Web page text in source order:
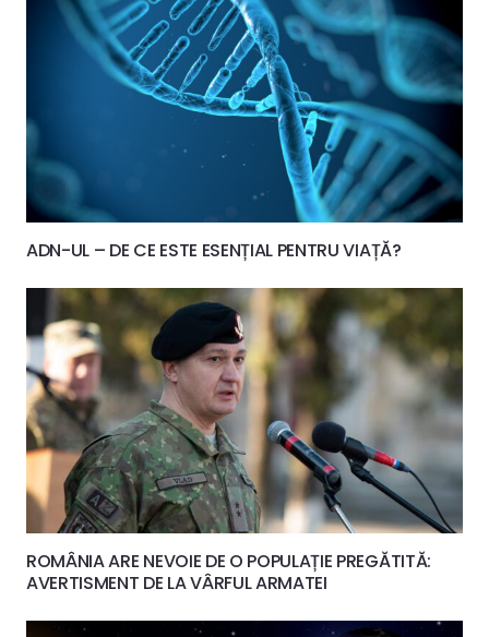
ADN-UL – DE CE ESTE ESENȚIAL PENTRU VIAȚĂ?
ROMÂNIA ARE NEVOIE DE O POPULAȚIE PREGĂTITĂ:
AVERTISMENT DE LA VÂRFUL ARMATEI